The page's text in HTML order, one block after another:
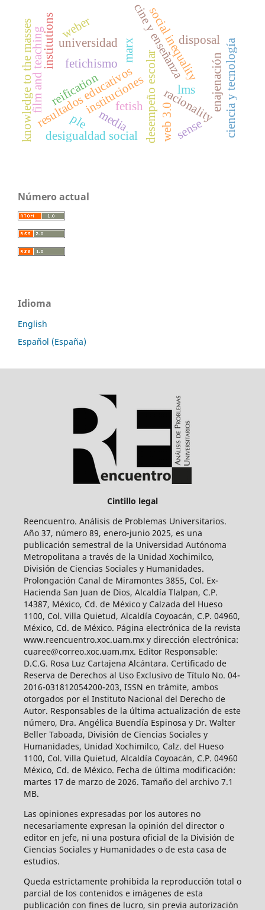
universidad
fetichismo
resultados educativosdesempeño escolar
social inequality
desigualdad social
racionality
weber
institutions
instituciones
fetish
disposal
reification enajenación
marx
media
film and teaching cine y enseñanza ciencia y tecnología
ple
lms
web 3.0
knowledge to the masses sense
Número actual
Idioma
English
Español (España)
Cintillo legal
Reencuentro. Análisis de Problemas Universitarios.
Año 37, número 89, enero-junio 2025, es una
publicación semestral de la Universidad Autónoma
Metropolitana a través de la Unidad Xochimilco,
División de Ciencias Sociales y Humanidades.
Prolongación Canal de Miramontes 3855, Col. Ex-
Hacienda San Juan de Dios, Alcaldía Tlalpan, C.P.
14387, México, Cd. de México y Calzada del Hueso
1100, Col. Villa Quietud, Alcaldía Coyoacán, C.P. 04960,
México, Cd. de México. Página electrónica de la revista
www.reencuentro.xoc.uam.mx y dirección electrónica:
cuaree@correo.xoc.uam.mx. Editor Responsable:
D.C.G. Rosa Luz Cartajena Alcántara. Certificado de
Reserva de Derechos al Uso Exclusivo de Título No. 04-
2016-031812054200-203, ISSN en trámite, ambos
otorgados por el Instituto Nacional del Derecho de
Autor. Responsables de la última actualización de este
número, Dra. Angélica Buendía Espinosa y Dr. Walter
Beller Taboada, División de Ciencias Sociales y
Humanidades, Unidad Xochimilco, Calz. del Hueso
1100, Col. Villa Quietud, Alcaldía Coyoacán, C.P. 04960
México, Cd. de México. Fecha de última modificación:
martes 17 de marzo de 2026. Tamaño del archivo 7.1
MB.
Las opiniones expresadas por los autores no
necesariamente expresan la opinión del director o
editor en jefe, ni una postura oficial de la División de
Ciencias Sociales y Humanidades o de esta casa de
estudios.
Queda estrictamente prohibida la reproducción total o
parcial de los contenidos e imágenes de esta
publicación con fines de lucro, sin previa autorización